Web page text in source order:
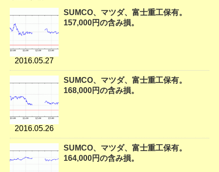
2016.05.27
SUMCO、マツダ、富士重工保有。
157,000円の含み損。
2016.05.26
SUMCO、マツダ、富士重工保有。
168,000円の含み損。
SUMCO、マツダ、富士重工保有。
164,000円の含み損。